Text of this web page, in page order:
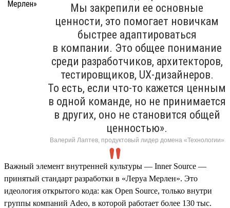
Мы закрепили ее основные
ценности, это помогает новичкам
быстрее адаптироваться
в компании. Это общее понимание
среди разработчиков, архитекторов,
тестировщиков, UX-дизайнеров.
То есть, если что-то кажется ценным
в одной команде, но не принимается
в других, оно не становится общей
ценностью».
Валерий Лаптев, продуктовый лидер домена «Технологии»
Важный элемент внутренней культуры — Inner Source —
принятый стандарт разработки в «Леруа Мерлен». Это
идеология открытого кода: как Open Source, только внутри
группы компаний Adeo, в которой работает более 130 тыс.